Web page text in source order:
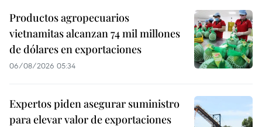
Productos agropecuarios
vietnamitas alcanzan 74 mil millones
de dólares en exportaciones
06/08/2026 05:34
Expertos piden asegurar suministro
para elevar valor de exportaciones